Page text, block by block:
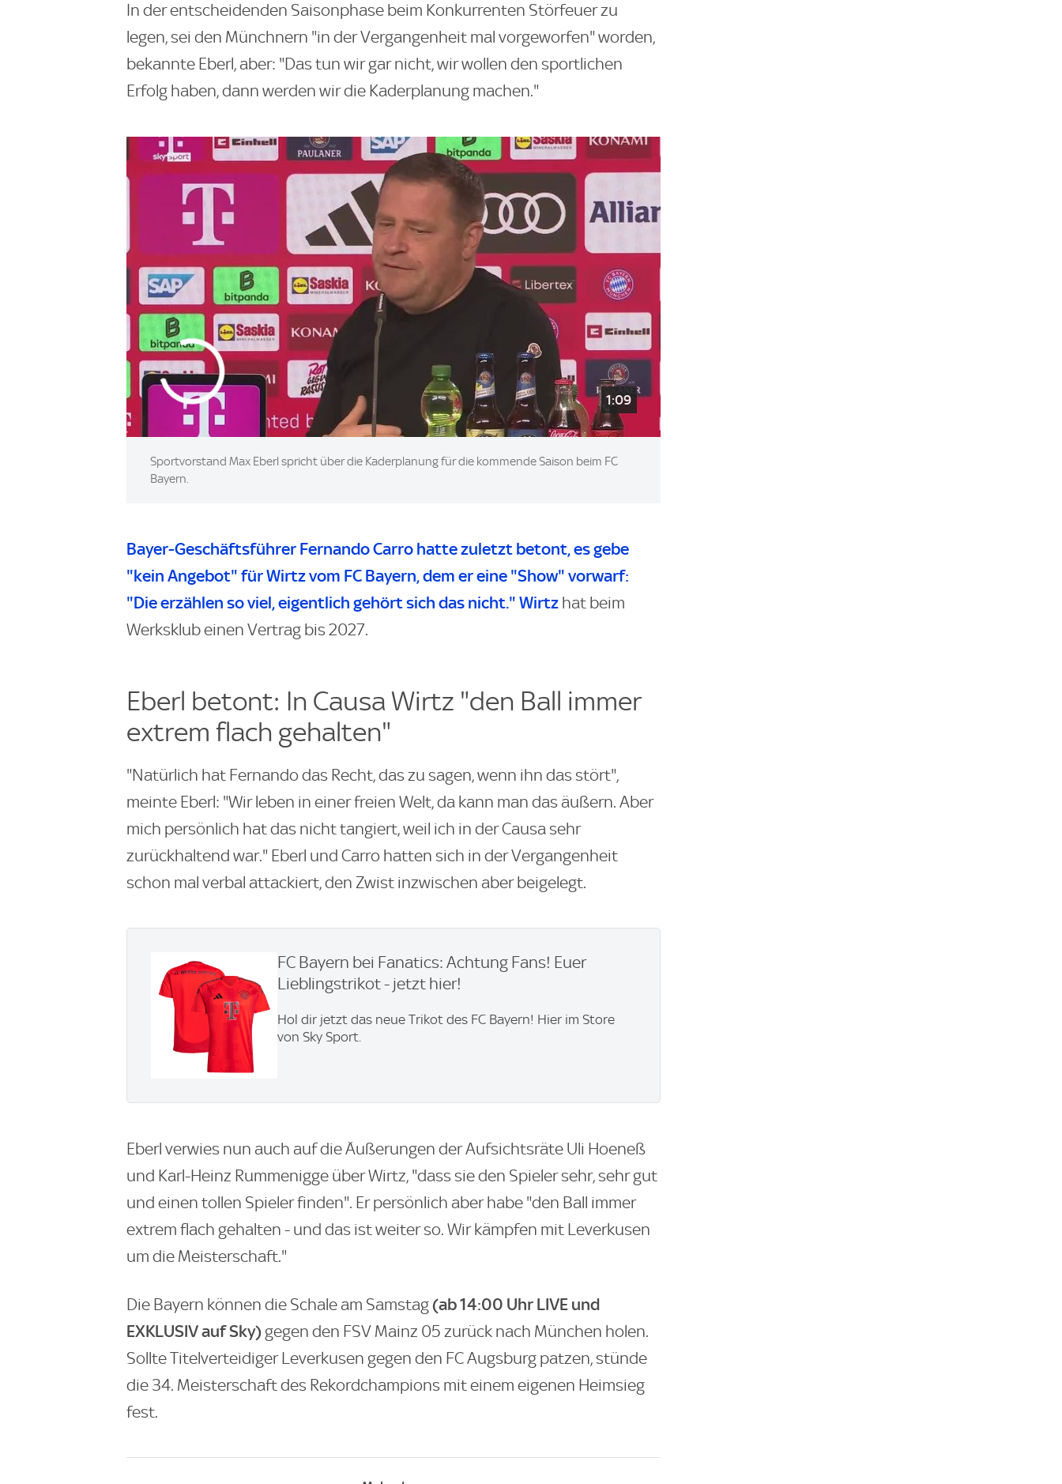
In der entscheidenden Saisonphase beim Konkurrenten Störfeuer zu
legen, sei den Münchnern "in der Vergangenheit mal vorgeworfen" worden,
bekannte Eberl, aber: "Das tun wir gar nicht, wir wollen den sportlichen
Erfolg haben, dann werden wir die Kaderplanung machen."
1:09
Sportvorstand Max Eberl spricht über die Kaderplanung für die kommende Saison beim FC
Bayern.
Bayer-Geschäftsführer Fernando Carro hatte zuletzt betont, es gebe
"kein Angebot" für Wirtz vom FC Bayern, dem er eine "Show" vorwarf:
"Die erzählen so viel, eigentlich gehört sich das nicht." Wirtz hat beim
Werksklub einen Vertrag bis 2027.
Eberl betont: In Causa Wirtz "den Ball immer
extrem flach gehalten"
"Natürlich hat Fernando das Recht, das zu sagen, wenn ihn das stört",
meinte Eberl: "Wir leben in einer freien Welt, da kann man das äußern. Aber
mich persönlich hat das nicht tangiert, weil ich in der Causa sehr
zurückhaltend war." Eberl und Carro hatten sich in der Vergangenheit
schon mal verbal attackiert, den Zwist inzwischen aber beigelegt.
FC Bayern bei Fanatics: Achtung Fans! Euer
Lieblingstrikot - jetzt hier!
Hol dir jetzt das neue Trikot des FC Bayern! Hier im Store
von Sky Sport.
Eberl verwies nun auch auf die Äußerungen der Aufsichtsräte Uli Hoeneß
und Karl-Heinz Rummenigge über Wirtz, "dass sie den Spieler sehr, sehr gut
und einen tollen Spieler finden". Er persönlich aber habe "den Ball immer
extrem flach gehalten - und das ist weiter so. Wir kämpfen mit Leverkusen
um die Meisterschaft."
Die Bayern können die Schale am Samstag (ab 14:00 Uhr LIVE und
EXKLUSIV auf Sky) gegen den FSV Mainz 05 zurück nach München holen.
Sollte Titelverteidiger Leverkusen gegen den FC Augsburg patzen, stünde
die 34. Meisterschaft des Rekordchampions mit einem eigenen Heimsieg
fest.